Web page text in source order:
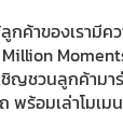
กค้าของเรามีค
ชวนลูกค้ามา
ร้อมเล่าโมเม